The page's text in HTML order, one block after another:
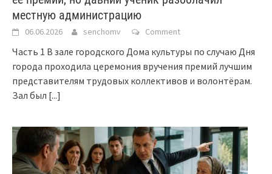
местную администрацию
06.06.2026 senchomv Comment
Часть 1 В зале городского Дома культуры по случаю Дня
города проходила церемония вручения премий лучшим
представителям трудовых коллективов и волонтёрам.
Зал был [...]